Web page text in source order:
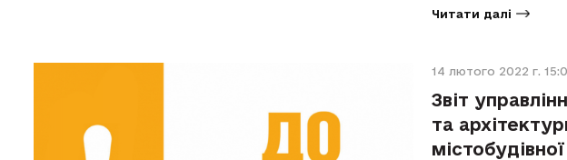
Читати далі
14 лютого 2022 г.
Звіт
та